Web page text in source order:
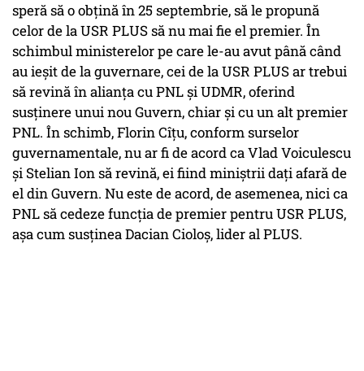
speră să o obțină în 25 septembrie, să le propună
celor de la USR PLUS să nu mai fie el premier. În
schimbul ministerelor pe care le-au avut până când
au ieșit de la guvernare, cei de la USR PLUS ar trebui
să revină în alianța cu PNL și UDMR, oferind
susținere unui nou Guvern, chiar și cu un alt premier
PNL. În schimb, Florin Cîțu, conform surselor
guvernamentale, nu ar fi de acord ca Vlad Voiculescu
și Stelian Ion să revină, ei fiind miniștrii dați afară de
el din Guvern. Nu este de acord, de asemenea, nici ca
PNL să cedeze funcția de premier pentru USR PLUS,
așa cum susținea Dacian Cioloș, lider al PLUS.